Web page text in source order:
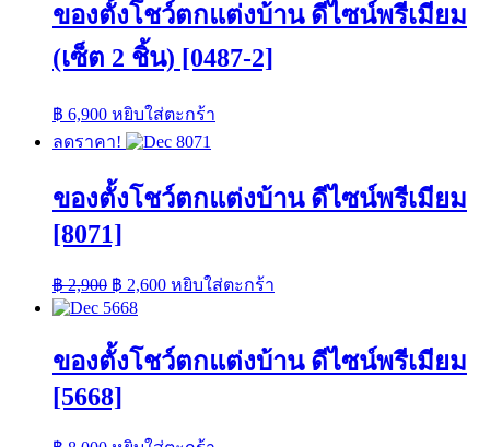
ของตั้งโชว์ตกแต่งบ้าน ดีไซน์พรีเมียม
(เซ็ต 2 ชิ้น) [0487-2]
฿ 6,900 หยิบใส่ตะกร้า
ลดราคา!
ของตั้งโชว์ตกแต่งบ้าน ดีไซน์พรีเมียม
[8071]
฿2,900 Original
price
was:
฿ 2,900.
฿ 2,600Current
price
฿ 2,600.
หยิบใส่ตะกร้า
ของตั้งโชว์ตกแต่งบ้าน ดีไซน์พรีเมียม
[5668]